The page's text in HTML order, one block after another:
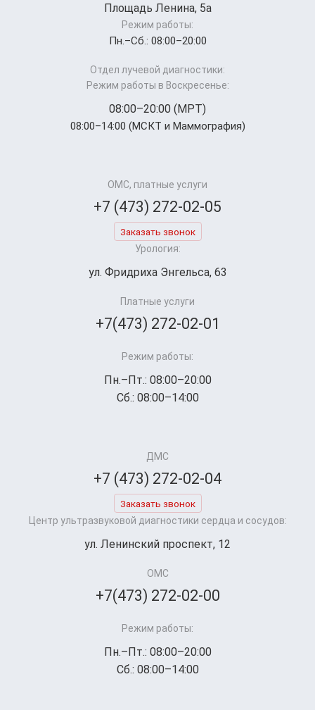
Площадь Ленина, 5а
Режим работы:
Пн.–Cб.: 08:00–20:00
Отдел лучевой диагностики:
Режим работы в Воскресенье:
08:00–20:00 (МРТ)
08:00–14:00 (МСКТ и Маммография)
ОМС, платные услуги
+7 (473) 272-02-05
Заказать звонок
Урология:
ул. Фридриха Энгельса, 63
Платные услуги
+7(473) 272-02-01
Режим работы:
Пн.–Пт.: 08:00–20:00
Сб.: 08:00–14:00
ДМС
+7 (473) 272-02-04
Заказать звонок
Центр ультразвуковой диагностики сердца и сосудов:
ул. Ленинский проспект, 12
ОМС
+7(473) 272-02-00
Режим работы:
Пн.–Пт.: 08:00–20:00
Сб.: 08:00–14:00